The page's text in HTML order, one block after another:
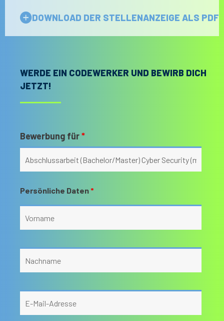
DOWNLOAD DER STELLENANZEIGE ALS PDF
WERDE EIN CODEWERKER UND BEWIRB DICH
JETZT!
Bewerbung für*
Persönliche Daten*